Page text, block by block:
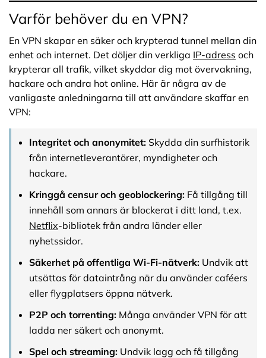
Varför behöver du en VPN?
En VPN skapar en säker och krypterad tunnel mellan din
enhet och internet. Det döljer din verkliga IP-adress och
krypterar all trafik, vilket skyddar dig mot övervakning,
hackare och andra hot online. Här är några av de
vanligaste anledningarna till att användare skaffar en
VPN:
Integritet och anonymitet: Skydda din surfhistorik
från internetleverantörer, myndigheter och
hackare.
Kringgå censur och geoblockering: Få tillgång till
innehåll som annars är blockerat i ditt land, t.ex.
Netflix-bibliotek från andra länder eller
nyhetssidor.
Säkerhet på offentliga Wi-Fi-nätverk: Undvik att
utsättas för dataintrång när du använder caféers
eller flygplatsers öppna nätverk.
P2P och torrenting: Många använder VPN för att
ladda ner säkert och anonymt.
Spel och streaming: Undvik lagg och få tillgång